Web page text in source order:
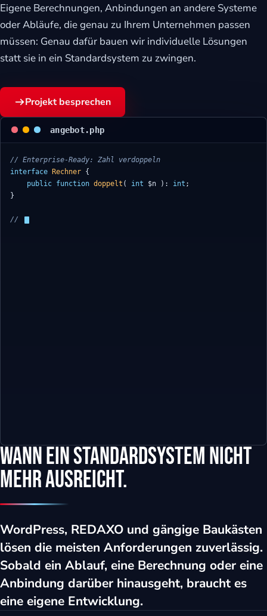
Eigene Berechnungen, Anbindungen an andere Systeme
oder Abläufe, die genau zu Ihrem Unternehmen passen
müssen: Genau dafür bauen wir individuelle Lösungen
statt sie in ein Standardsystem zu zwingen.
Projekt besprechen
angebot.php
interface Rechner {
public function doppelt ( int $n ): int ;
}
// Nach 3 Meetings en
Wann ein Standardsystem nicht
mehr ausreicht.
WordPress, REDAXO und gängige Baukästen
lösen die meisten Anforderungen zuverlässig.
Sobald ein Ablauf, eine Berechnung oder eine
Anbindung darüber hinausgeht, braucht es
eine eigene Entwicklung.